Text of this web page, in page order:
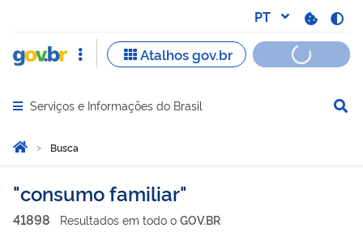
Abrir menu principal de navegação
Serviços e Informações do Brasil
Você está aqui:
Página Inicial
Busca
Busca
consumo familiar
41898 Resultados em todo o GOV.BR